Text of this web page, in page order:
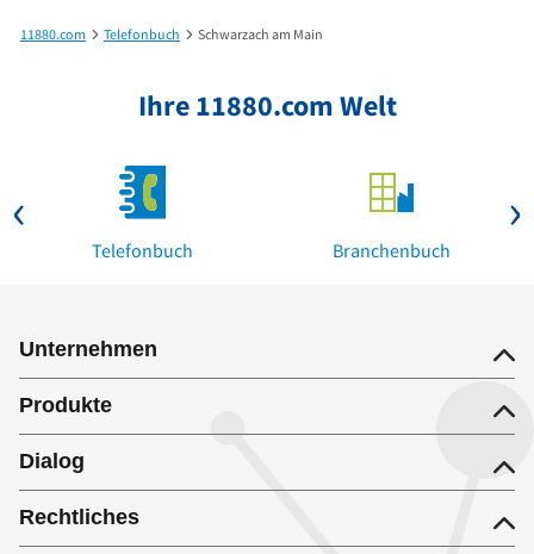
11880.com Telefonbuch Schwarzach am Main
Ihre 11880.com Welt
Telefonbuch Branchenbuch
Unternehmen
Produkte
Dialog
Rechtliches